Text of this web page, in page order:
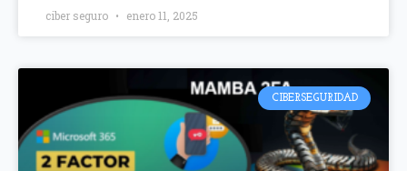
ciber seguro enero 11, 2025
CIBERSEGURIDAD